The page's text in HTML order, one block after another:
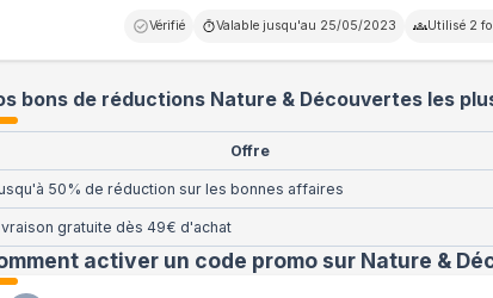
Vérifié Valable jusqu'au 25/05/2023 Utilisé 2
bons de réductions Nature & Découvertes les
Offre
50% de réduction sur les bonnes affaires
gratuite dès 49€ d'achat
activer un code promo sur Nature &